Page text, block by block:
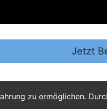
zu ermöglichen.
Jetzt